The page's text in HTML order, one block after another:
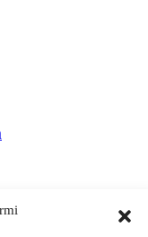
plagátov,